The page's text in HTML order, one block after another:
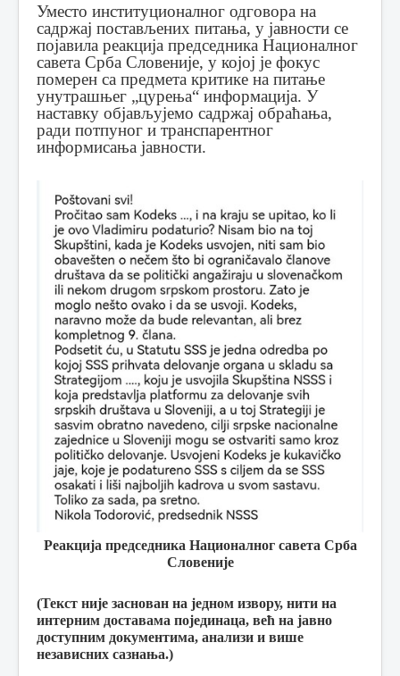
Уместо институционалног одговора на
садржај постављених питања, у јавности се
појавила реакција председника Националног
савета Срба Словеније, у којој је фокус
померен са предмета критике на питање
унутрашњег „цурења“ информација. У
наставку објављујемо садржај обраћања,
ради потпуног и транспарентног
информисања јавности.
Реакција председника Националног савета Срба
Словеније
(Текст није заснован на једном извору, нити на
интерним доставама појединаца, већ на јавно
доступним документима, анализи и више
независних сазнања.)